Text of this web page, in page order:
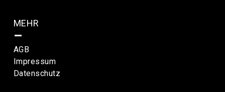
MEHR
–
AGB
Impressum
Datenschutz